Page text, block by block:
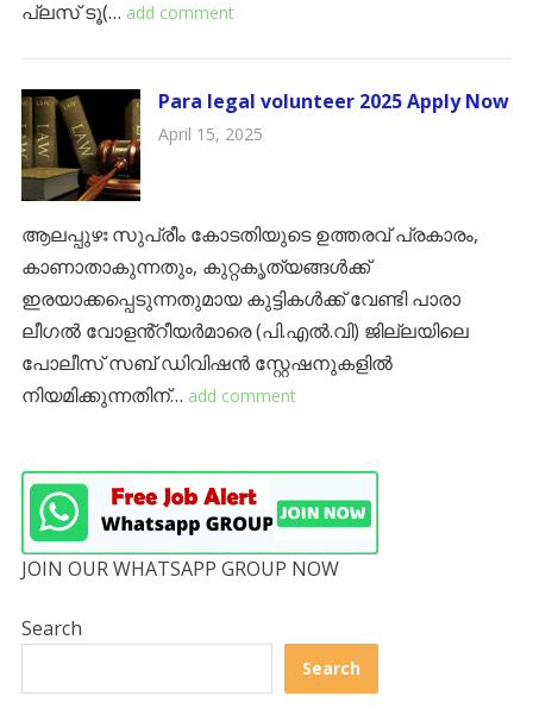
പ്ലസ് ടൂ(… add comment
Para legal volunteer 2025 Apply Now
April 15, 2025
ആലപ്പുഴഃ സുപ്രീം കോടതിയുടെ ഉത്തരവ് പ്രകാരം,
കാണാതാകുന്നതും, കുറ്റകൃത്യങ്ങള്‍ക്ക്
ഇരയാക്കപ്പെടുന്നതുമായ കുട്ടികള്‍ക്ക് വേണ്ടി പാരാ
ലീഗല്‍ വോളൻ്റീയര്‍മാരെ (പി.എല്‍.വി) ജില്ലയിലെ
പോലീസ് സബ് ഡിവിഷന്‍ സ്റ്റേഷനുകളില്‍
നിയമിക്കുന്നതിന്… add comment
JOIN OUR WHATSAPP GROUP NOW
Search
Search